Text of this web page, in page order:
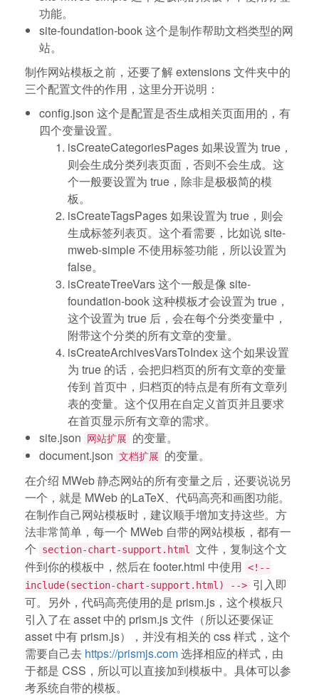
功能。
site-foundation-book 这个是制作帮助文档类型的网
站。
制作网站模板之前，还要了解 extensions 文件夹中的
三个配置文件的作用，这里分开说明：
config.json 这个是配置是否生成相关页面用的，有
四个变量设置。
isCreateCategoriesPages 如果设置为 true，
则会生成分类列表页面，否则不会生成。这
个一般要设置为 true，除非是极极简的模
板。
isCreateTagsPages 如果设置为 true，则会
生成标签列表页。这个看需要，比如说 site-
mweb-simple 不使用标签功能，所以设置为
false。
isCreateTreeVars 这个一般是像 site-
foundation-book 这种模板才会设置为 true，
这个设置为 true 后，会在每个分类变量中，
附带这个分类的所有文章的变量。
isCreateArchivesVarsToIndex 这个如果设置
为 true 的话，会把归档页的所有文章的变量
传到 首页中，归档页的特点是有所有文章列
表的变量。这个仅用在自定义首页并且要求
在首页显示所有文章的需求。
site.json
网站扩展
的变量。
document.json 文档扩展
的变量。
在介绍 MWeb 静态网站的所有变量之后，还要说说另
一个，就是 MWeb 的LaTeX、代码高亮和画图功能。
在制作自己网站模板时，建议顺手增加支持这些。方
法非常简单，每一个 MWeb 自带的网站模板，都有一
个
section-chart-support.html
文件，复制这个文
件到你的模板中，然后在 footer.html 中使用 <!--
include(section-chart-support.html) --> 引入即
可。另外，代码高亮使用的是 prism.js，这个模板只
引入了在 asset 中的 prism.js 文件（所以还要保证
asset 中有 prism.js），并没有相关的 css 样式，这个
需要自己去 https://prismjs.com选择相应的样式，由
于都是 CSS，所以可以直接加到模板中。具体可以参
考系统自带的模板。